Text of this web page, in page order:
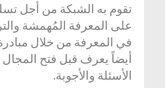
تقوم به الشبكة من أجل
على المعرفة المُهمشة
في المعرفة من خلال
أيضاً يعرف قبل فتح
الأسئلة والأجوبة.